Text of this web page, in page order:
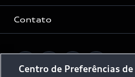
Rede de Concessionária
Dúvidas de eletrificação
App e-tron
Planejamento de recarga
Audi no Brasil
Contato
Fale Conosco
Trabalhe Conosco
Centro de Preferências